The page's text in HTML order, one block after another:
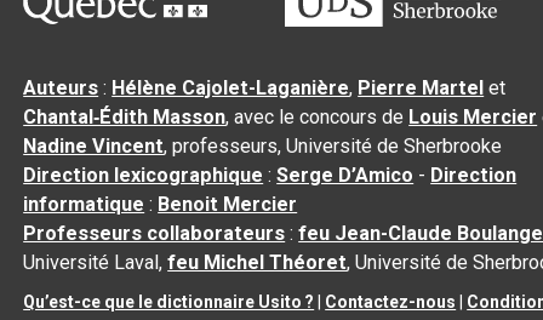
Auteurs : Hélène Cajolet-Laganière, Pierre Martel et
Chantal‑Édith Masson, avec le concours de Louis Mercier
Nadine Vincent, professeurs, Université de Sherbrooke
Direction lexicographique :Serge D’Amico - Direction
informatique : Benoit Mercier
Professeurs collaborateurs :feu Jean-Claude
Université Laval,feu Michel Théoret, Université de
Qu’est-ce que le dictionnaire Usito ? Contactez-nous